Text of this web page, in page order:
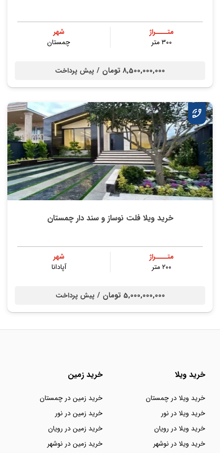
متــــراژ
۳۰۰ متر
شهر
چمستان
8,500,000,000 تومان / پیش پرداخت
خرید ویلا فلت نوساز و سند دار چمستان
متــــراژ
۲۰۰ متر
شهر
آپادانا
5,000,000,000 تومان / پیش پرداخت
خرید ویلا
خرید ویلا در چمستان
خرید ویلا در نور
خرید ویلا در رویان
خرید ویلا در نوشهر
خرید زمین
خرید زمین در چمستان
خرید زمین در نور
خرید زمین در رویان
خرید زمین در نوشهر